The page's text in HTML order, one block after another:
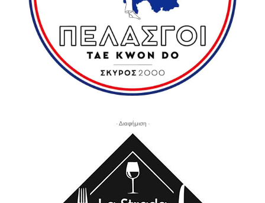
- Διαφήμιση -